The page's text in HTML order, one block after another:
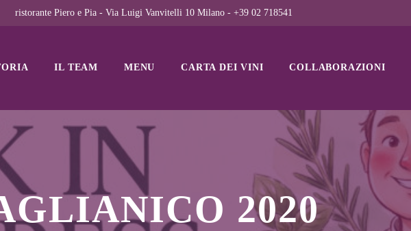
ristorante Piero e Pia - Via Luigi Vanvitelli 10 Milano - +39 02 718541
IL TEAM MENU CARTA DEI VINI COLLABORAZIONI
2020